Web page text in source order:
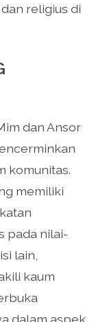
religius di
dan Ansor
komunitas.
memiliki
pada nilai-
lain,
kaum